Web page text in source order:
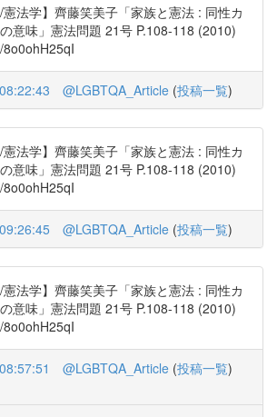
憲法学】齊藤笑美子「家族と憲法 : 同性カ
意味」憲法問題 21号 P.108-118 (2010)
@LGBTQA_Article (投稿一覧)
憲法学】齊藤笑美子「家族と憲法 : 同性カ
意味」憲法問題 21号 P.108-118 (2010)
@LGBTQA_Article (投稿一覧)
憲法学】齊藤笑美子「家族と憲法 : 同性カ
意味」憲法問題 21号 P.108-118 (2010)
@LGBTQA_Article (投稿一覧)